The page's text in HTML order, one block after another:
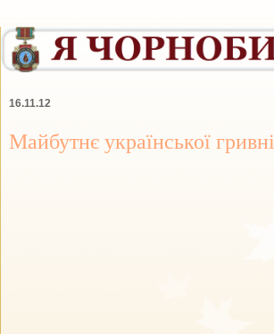
16.11.12
Майбутнє української гривні